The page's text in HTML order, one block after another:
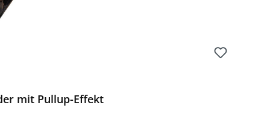
mit Pullup-Effekt